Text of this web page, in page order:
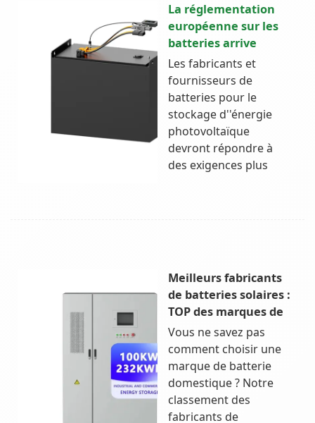
La réglementation
européenne sur les
batteries arrive
Les fabricants et
fournisseurs de
batteries pour le
stockage d''énergie
photovoltaïque
devront répondre à
des exigences plus
Meilleurs fabricants
de batteries solaires :
TOP des marques de
Vous ne savez pas
comment choisir une
marque de batterie
domestique ? Notre
classement des
fabricants de